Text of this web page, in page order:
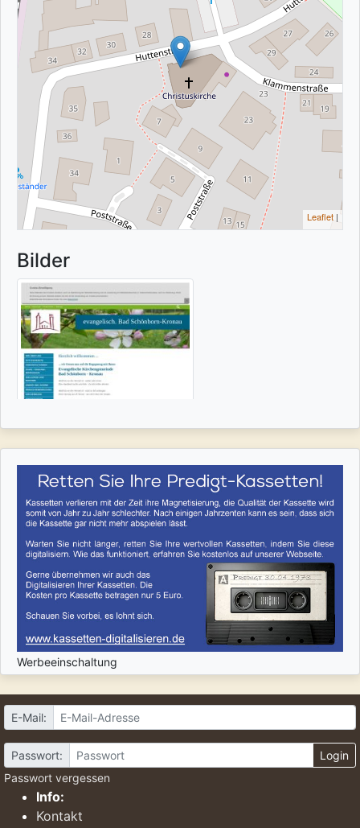
Leaflet |
Bilder
Werbeeinschaltung
E-Mail:
Passwort:
Login
Passwort vergessen
Info:
Kontakt